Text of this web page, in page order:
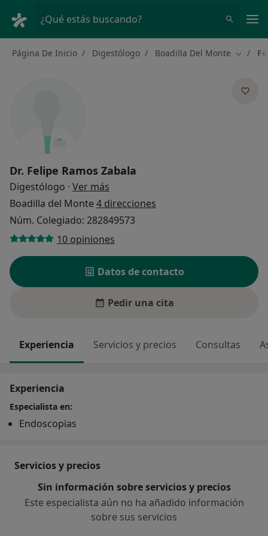
¿Qué estás buscando?
Página De Inicio Digestólogo Boadilla Del Monte
Dr. Felipe Ramos Zabala
Digestólogo · Ver más
Boadilla del Monte 4 direcciones
Núm. Colegiado: 282849573
10 opiniones
Datos de contacto
Pedir una cita
Experiencia Servicios y precios Consultas
Experiencia
Especialista en:
Endoscopias
Servicios y precios
Sin información sobre servicios y precios
Este especialista aún no ha añadido información
sobre sus servicios